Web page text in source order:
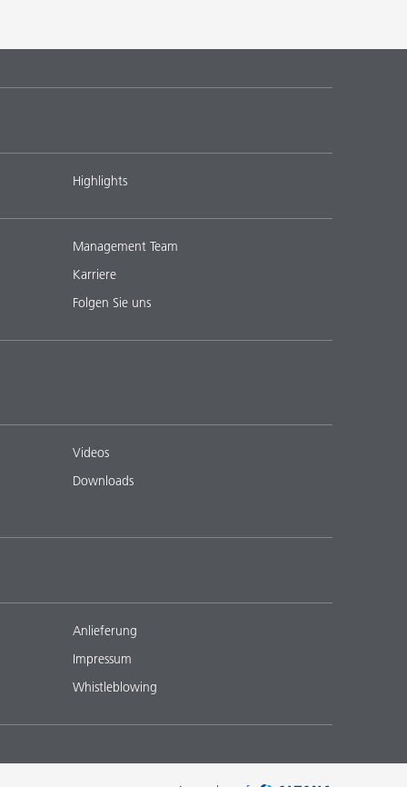
Highlights
Management Team
Karriere
Folgen Sie uns
Videos
Downloads
Anlieferung
Impressum
Whistleblowing